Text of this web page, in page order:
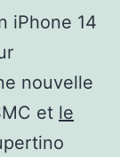
iPhone 14
nouvelle
et le